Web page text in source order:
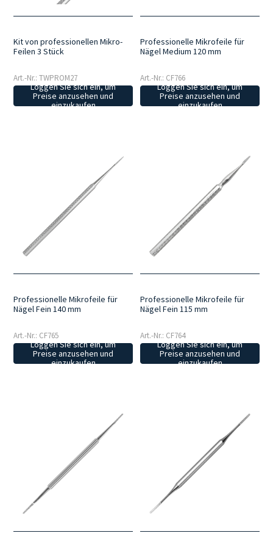
Kit von professionellen Mikro-
Feilen 3 Stück
Art.-Nr.: TWPROM27
Loggen Sie sich ein, um
Preise anzusehen und
einzukaufen
Professionelle Mikrofeile für
Nägel Medium 120 mm
Art.-Nr.: CF766
Loggen Sie sich ein, um
Preise anzusehen und
einzukaufen
Professionelle Mikrofeile für
Nägel Fein 140 mm
Art.-Nr.: CF765
Loggen Sie sich ein, um
Preise anzusehen und
einzukaufen
Professionelle Mikrofeile für
Nägel Fein 115 mm
Art.-Nr.: CF764
Loggen Sie sich ein, um
Preise anzusehen und
einzukaufen